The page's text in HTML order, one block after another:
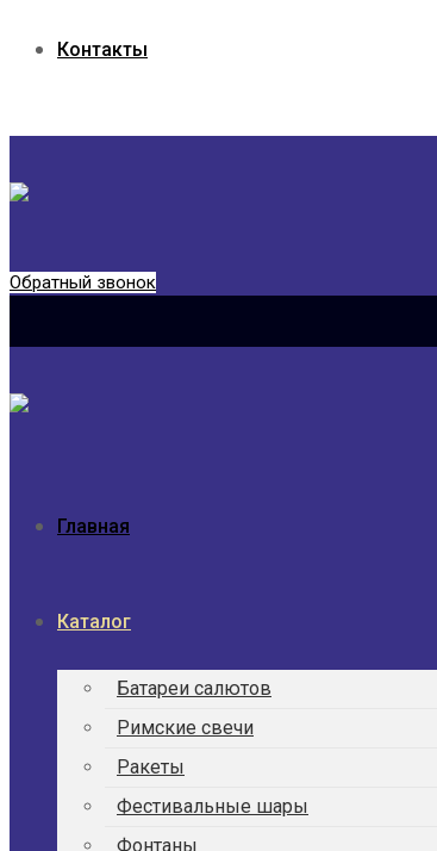
Контакты
Обратный звонок
Главная
Каталог
Батареи салютов
Римские свечи
Ракеты
Фести­валь­ные шары
Фонтаны